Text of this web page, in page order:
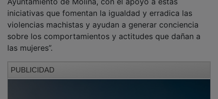
iniciativas que fomentan la igualdad y erradica las
violencias machistas y ayudan a generar conciencia
sobre los comportamientos y actitudes que dañan a
las mujeres”.